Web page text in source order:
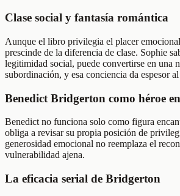
Clase social y fantasía romántica
Aunque el libro privilegia el placer
prescinde de la diferencia de clase. Sophie
legitimidad social, puede convertirse en una
subordinación, y esa conciencia da espesor
Benedict Bridgerton como héroe
Benedict no funciona solo como figura
obliga a revisar su propia posición de
generosidad emocional no reemplaza el
vulnerabilidad ajena.
La eficacia serial de Bridgerton